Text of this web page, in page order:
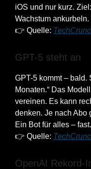
iOS und nur kurz.
Wachstum
👉 Quelle:
GPT-5 steht an
GPT-5 kommt – bald.
Monaten.“ Das
vereinen. Es kann
denken. Je nach Abo
Ein Bot für alles – fast.
👉 Quelle:
OpenAI Rekord-